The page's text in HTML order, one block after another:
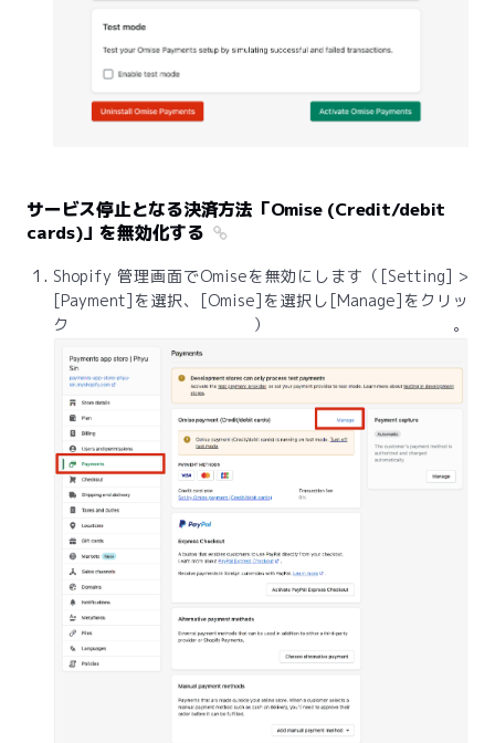
サービス停止となる決済方法「Omise (Credit/debit
cards)」を無効化する
Shopify 管理画面でOmiseを無効にします（[Setting] >
[Payment]を選択、[Omise]を選択し[Manage]をクリッ
ク）。